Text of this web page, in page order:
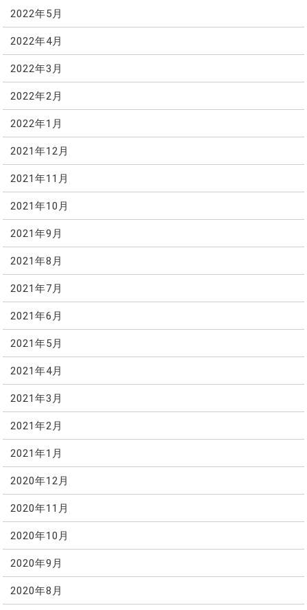
2022年5月
2022年4月
2022年3月
2022年2月
2022年1月
2021年12月
2021年11月
2021年10月
2021年9月
2021年8月
2021年7月
2021年6月
2021年5月
2021年4月
2021年3月
2021年2月
2021年1月
2020年12月
2020年11月
2020年10月
2020年9月
2020年8月